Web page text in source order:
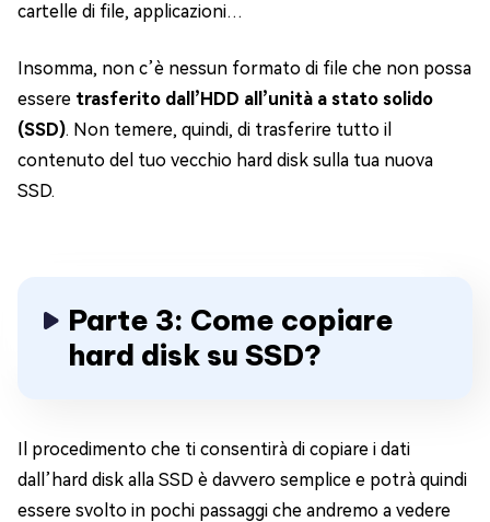
cartelle di file, applicazioni…
Insomma, non c’è nessun formato di file che non possa
essere trasferito dall’HDD all’unità a stato solido
(SSD). Non temere, quindi, di trasferire tutto il
contenuto del tuo vecchio hard disk sulla tua nuova
SSD.
Parte 3: Come copiare
hard disk su SSD?
Il procedimento che ti consentirà di copiare i dati
dall’hard disk alla SSD è davvero semplice e potrà quindi
essere svolto in pochi passaggi che andremo a vedere